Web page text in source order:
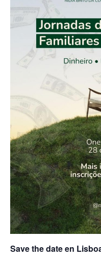
Save the date en